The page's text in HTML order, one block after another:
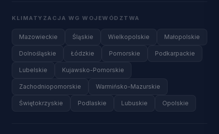
KLIMATYZACJA WG WOJEWÓDZTWA
Mazowieckie Śląskie Wielkopolskie Małopolskie
Dolnośląskie Łódzkie Pomorskie Podkarpackie
Lubelskie Kujawsko-Pomorskie
Zachodniopomorskie Warmińsko-Mazurskie
Świętokrzyskie Podlaskie Lubuskie Opolskie